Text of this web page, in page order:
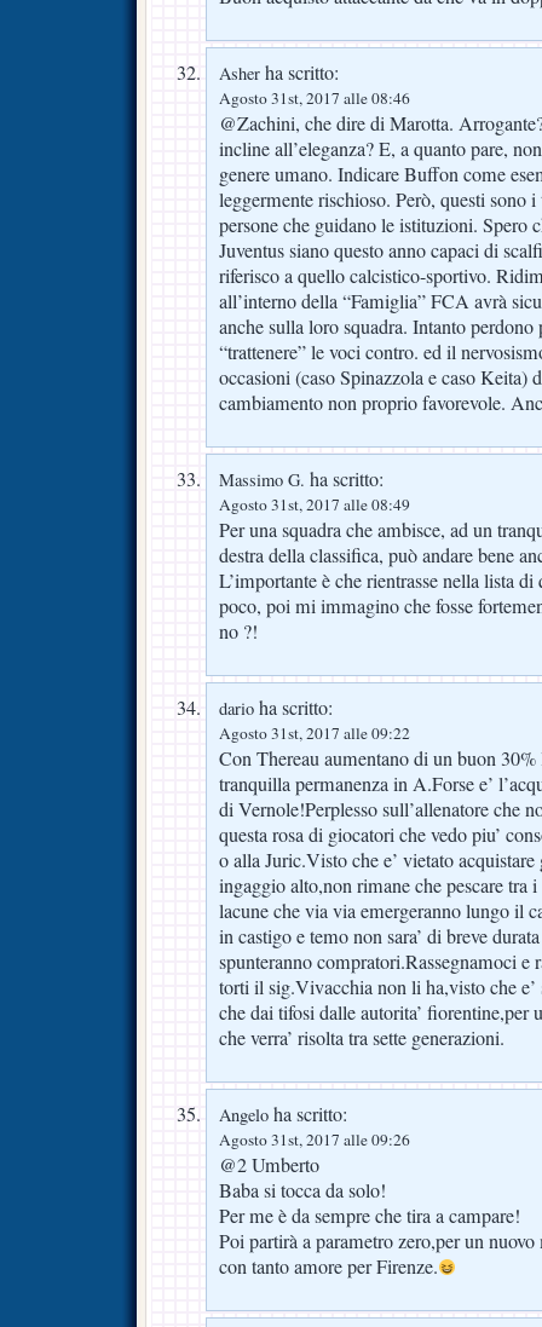
Asher ha scritto:
Agosto 31st, 2017 alle 08:46
@Zachini, che dire di Marotta.
incline all’eleganza? E, a quanto pare,
genere umano. Indicare Buffon come
leggermente rischioso. Però, questi sono
persone che guidano le istituzioni. Spero
Juventus siano questo anno capaci di
riferisco a quello calcistico-sportivo.
all’interno della “Famiglia” FCA avrà
anche sulla loro squadra. Intanto
“trattenere” le voci contro. ed il
occasioni (caso Spinazzola e caso Keita)
cambiamento non proprio favorevole.
Massimo G. ha scritto:
Agosto 31st, 2017 alle 08:49
Per una squadra che ambisce, ad un
destra della classifica, può andare bene
L’importante è che rientrasse nella lista
poco, poi mi immagino che fosse
no ?!
dario ha scritto:
Agosto 31st, 2017 alle 09:22
Con Thereau aumentano di un buon 30%
tranquilla permanenza in A.Forse e’
di Vernole!Perplesso sull’allenatore che
questa rosa di giocatori che vedo piu’
o alla Juric.Visto che e’ vietato
ingaggio alto,non rimane che pescare tra
lacune che via via emergeranno lungo il
in castigo e temo non sara’ di breve
spunteranno compratori.Rassegnamoci
torti il sig.Vivacchia non li ha,visto che e’
che dai tifosi dalle autorita’ fiorentine,per
che verra’ risolta tra sette generazioni.
Angelo ha scritto:
Agosto 31st, 2017 alle 09:26
@2 Umberto
Baba si tocca da solo!
Per me è da sempre che tira a campare!
Poi partirà a parametro zero,per un
con tanto amore per Firenze.